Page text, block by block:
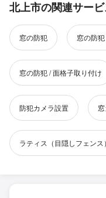
北上市の関連サー
窓の防犯 窓の防
窓の防犯 / 面格子取り付け
防犯カメラ設置
ラティス（目隠しフェンス